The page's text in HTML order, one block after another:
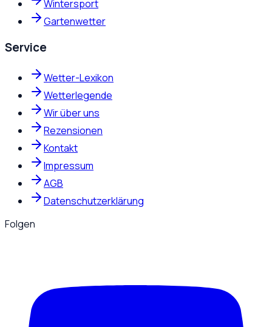
Wintersport
Gartenwetter
Service
Wetter-Lexikon
Wetterlegende
Wir über uns
Rezensionen
Kontakt
Impressum
AGB
Datenschutzerklärung
Folgen